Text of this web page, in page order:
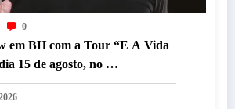
0
em BH com a Tour “E A Vida
15 de agosto, no